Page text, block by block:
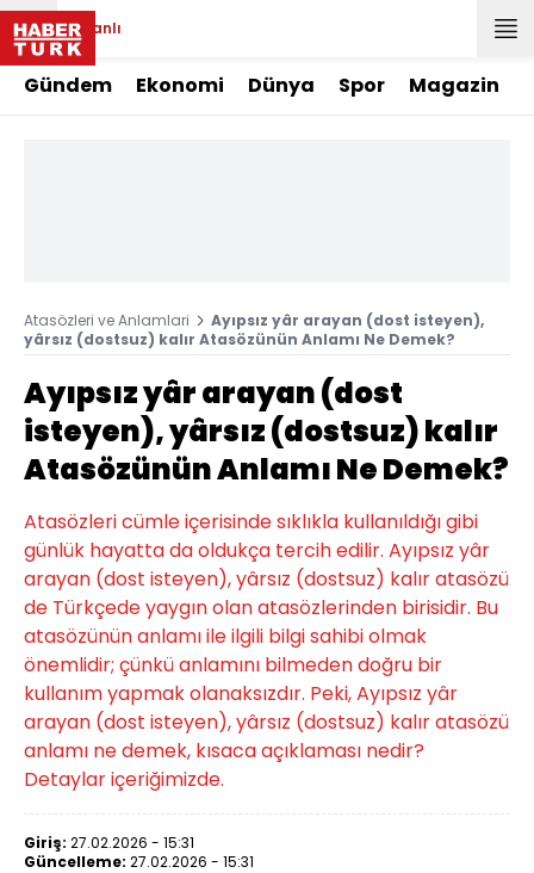
Canlı
Gündem Ekonomi Dünya Spor Magazin
Atasözleri ve Anlamlari
Ayıpsız yâr arayan (dost isteyen),
yârsız (dostsuz) kalır Atasözünün Anlamı Ne Demek?
Ayıpsız yâr arayan (dost
isteyen), yârsız (dostsuz) kalır
Atasözünün Anlamı Ne Demek?
Atasözleri cümle içerisinde sıklıkla kullanıldığı gibi
günlük hayatta da oldukça tercih edilir. Ayıpsız yâr
arayan (dost isteyen), yârsız (dostsuz) kalır atasözü
de Türkçede yaygın olan atasözlerinden birisidir. Bu
atasözünün anlamı ile ilgili bilgi sahibi olmak
önemlidir; çünkü anlamını bilmeden doğru bir
kullanım yapmak olanaksızdır. Peki, Ayıpsız yâr
arayan (dost isteyen), yârsız (dostsuz) kalır atasözü
anlamı ne demek, kısaca açıklaması nedir?
Detaylar içeriğimizde.
Giriş: 27.02.2026 - 15:31
Güncelleme: 27.02.2026 - 15:31